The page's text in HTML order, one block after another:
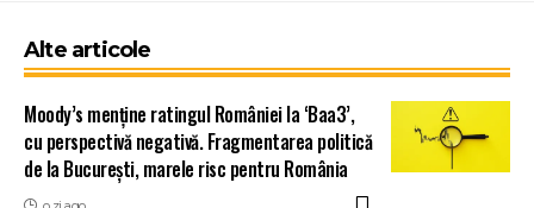
Alte articole
Moody’s menține ratingul României la ‘Baa3’,
cu perspectivă negativă. Fragmentarea politică
de la București, marele risc pentru România